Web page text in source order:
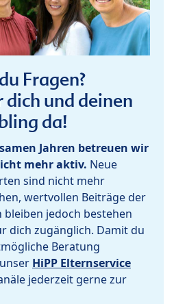
Fragen?
und deinen
da!
Jahren betreuen wir
mehr aktiv. Neue
sind nicht mehr
wertvollen Beiträge der
bleiben jedoch bestehen
dich zugänglich. Damit du
Beratung
HiPP Elternservice
jederzeit gerne zur